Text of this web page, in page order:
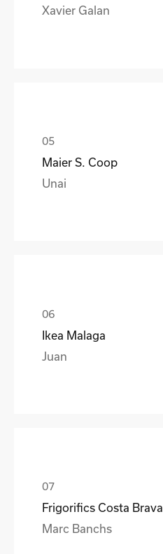
Xavier Galan
Maier S. Coop
Unai
Ikea Malaga
Juan
Frigorifics Costa Brava
Marc Banchs